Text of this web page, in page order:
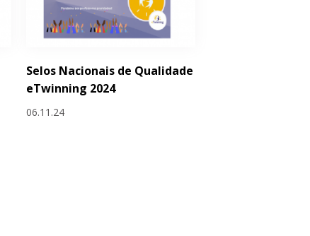
Selos Nacionais de Qualidade
eTwinning 2024
06.11.24